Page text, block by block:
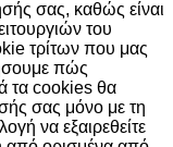
σας, καθώς είναι
του
τρίτων που μας
πώς
τα cookies θα
σας μόνο με τη
να εξαιρεθείτε